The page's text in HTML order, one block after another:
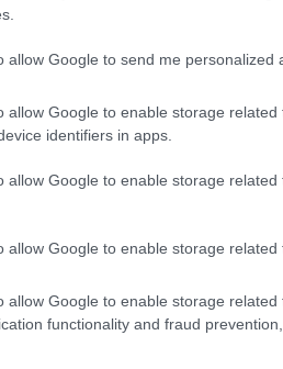
allow Google to send me personalized
allow Google to enable storage
identifiers in apps.
allow Google to enable storage
allow Google to enable storage related
allow Google to enable storage related
functionality and fraud
fordult a
adtak el
szerint nem sokat.
a Wartburgja, de